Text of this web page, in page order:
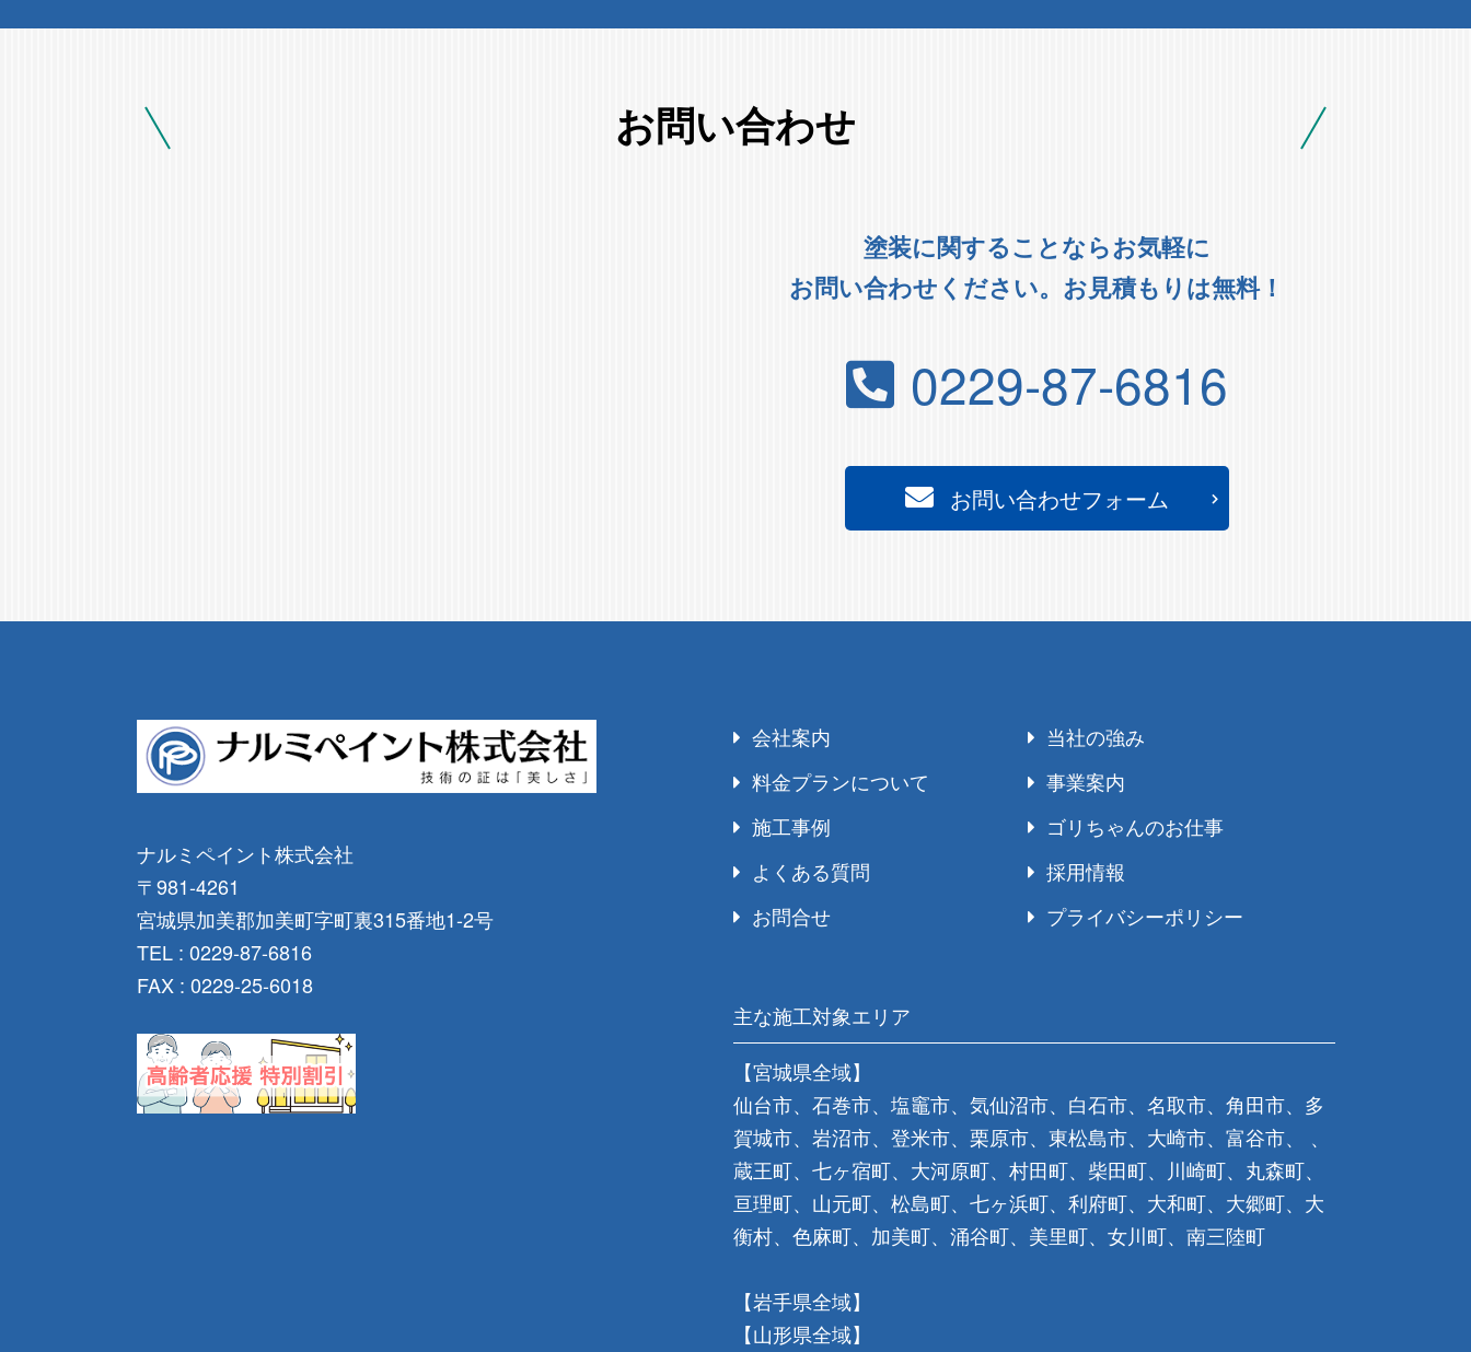
お問い合わせ
塗装に関することならお気軽に
お問い合わせください。お見積もりは無料！
0229-87-6816
お問い合わせフォーム
ナルミペイント株式会社
〒981-4261
宮城県加美郡加美町字町裏315番地1-2号
TEL : 0229-87-6816
FAX : 0229-25-6018
会社案内
当社の強み
料金プランについて
事業案内
施工事例
ゴリちゃんのお仕事
よくある質問
採用情報
お問合せ
プライバシーポリシー
主な施工対象エリア
【宮城県全域】
仙台市、石巻市、塩竈市、気仙沼市、白石市、名取市、角田市、多
賀城市、岩沼市、登米市、栗原市、東松島市、大崎市、富谷市、 、
蔵王町、七ヶ宿町、大河原町、村田町、柴田町、川崎町、丸森町、
亘理町、山元町、松島町、七ヶ浜町、利府町、大和町、大郷町、大
衡村、色麻町、加美町、涌谷町、美里町、女川町、南三陸町
【岩手県全域】
【山形県全域】